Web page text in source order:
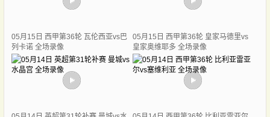
05月15日 西甲第36轮 瓦伦西亚vs巴
列卡诺 全场录像
05月15日 西甲第36轮 皇家马德里vs
皇家奥维耶多 全场录像